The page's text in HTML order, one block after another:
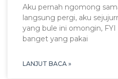
Aku pernah ngomong
langsung pergi, aku
yang bule ini omongin,
banget yang pakai
LANJUT BACA »